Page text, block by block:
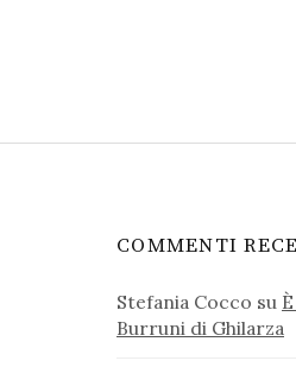
COMMENTI
Stefania Cocco su
Burruni di Ghilarza